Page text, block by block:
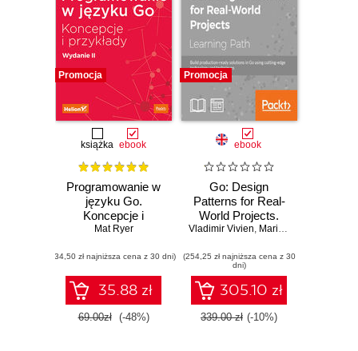
Promocja
książka ebook
Programowanie w
języku Go.
Koncepcje i
przykłady.
Mat Ryer
(34,50 zł najniższa cena z 30 dni)
35.88 zł
69.00zł (-48%)
Promocja
ebook
Go: Design
Patterns for Real-
World Projects.
Build production-
Go using cutting-
edge technology
and techniques
Vladimir Vivien, Mario Castro Contreras
(254,25 zł najniższa cena z 30
dni)
305.10 zł
339.00 zł (-10%)